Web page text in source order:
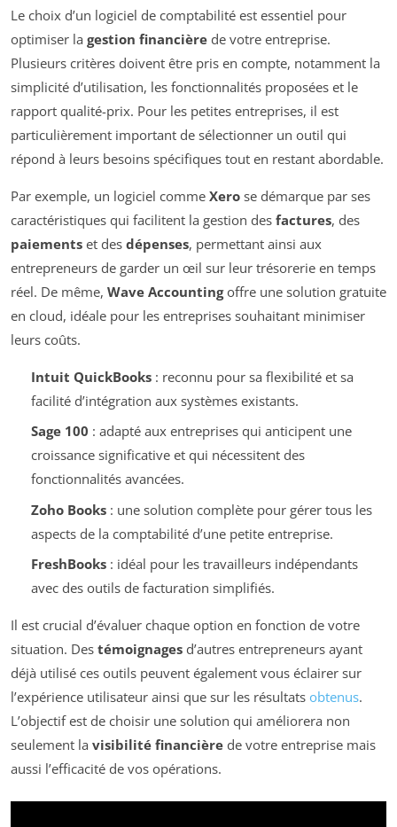
Le choix d’un logiciel de comptabilité est essentiel pour
optimiser la gestion financière de votre entreprise.
Plusieurs critères doivent être pris en compte, notamment la
simplicité d’utilisation, les fonctionnalités proposées et le
rapport qualité-prix. Pour les petites entreprises, il est
particulièrement important de sélectionner un outil qui
répond à leurs besoins spécifiques tout en restant abordable.
Par exemple, un logiciel comme Xero se démarque par ses
caractéristiques qui facilitent la gestion des factures, des
paiements et des dépenses, permettant ainsi aux
entrepreneurs de garder un œil sur leur trésorerie en temps
réel. De même, Wave Accountingoffre une solution gratuite
en cloud, idéale pour les entreprises souhaitant minimiser
leurs coûts.
Intuit QuickBooks: reconnu pour sa flexibilité et sa
facilité d’intégration aux systèmes existants.
Sage 100 : adapté aux entreprises qui anticipent une
croissance significative et qui nécessitent des
fonctionnalités avancées.
Zoho Books: une solution complète pour gérer tous les
aspects de la comptabilité d’une petite entreprise.
FreshBooks: idéal pour les travailleurs indépendants
avec des outils de facturation simplifiés.
Il est crucial d’évaluer chaque option en fonction de votre
situation. Des témoignages d’autres entrepreneurs ayant
déjà utilisé ces outils peuvent également vous éclairer sur
l’expérience utilisateur ainsi que sur les résultats obtenus.
L’objectif est de choisir une solution qui améliorera non
seulement la visibilité financière de votre entreprise mais
aussi l’efficacité de vos opérations.